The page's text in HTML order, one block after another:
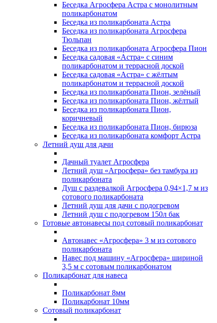
Беседка Агросфера Астра с монолитным
поликарбонатом
Беседка из поликарбоната Астра
Беседка из поликарбоната Агросфера
Тюльпан
Беседка из поликарбоната Агросфера Пион
Беседка садовая «Астра» с синим
поликарбонатом и террасной доской
Беседка садовая «Астра» с жёлтым
поликарбонатом и террасной доской
Беседка из поликарбоната Пион, зелёный
Беседка из поликарбоната Пион, жёлтый
Беседка из поликарбоната Пион,
коричневый
Беседка из поликарбоната Пион, бирюза
Беседка из поликарбоната комфорт Астра
Летний душ для дачи
Дачный туалет Агросфера
Летний душ «Агросфера» без тамбура из
поликарбоната
Душ с раздевалкой Агросфера 0,94×1,7 м из
сотового поликарбоната
Летний душ для дачи с подогревом
Летний душ с подогревом 150л бак
Готовые автонавесы под сотовый поликарбонат
Автонавес «Агросфера» 3 м из сотового
поликарбоната
Навес под машину «Агросфера» шириной
3,5 м с сотовым поликарбонатом
Поликарбонат для навеса
Поликарбонат 8мм
Поликарбонат 10мм
Сотовый поликарбонат